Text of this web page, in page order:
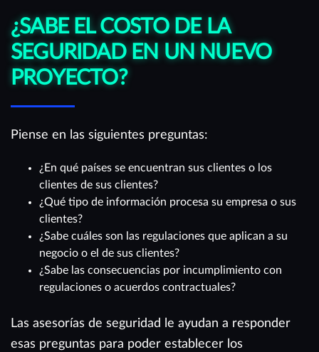
¿SABE EL COSTO DE LA
SEGURIDAD EN UN NUEVO
PROYECTO?
Piense en las siguientes preguntas:
¿En qué países se encuentran sus clientes o los
clientes de sus clientes?
¿Qué tipo de información procesa su empresa o sus
clientes?
¿Sabe cuáles son las regulaciones que aplican a su
negocio o el de sus clientes?
¿Sabe las consecuencias por incumplimiento con
regulaciones o acuerdos contractuales?
Las asesorías de seguridad le ayudan a responder
esas preguntas para poder establecer los